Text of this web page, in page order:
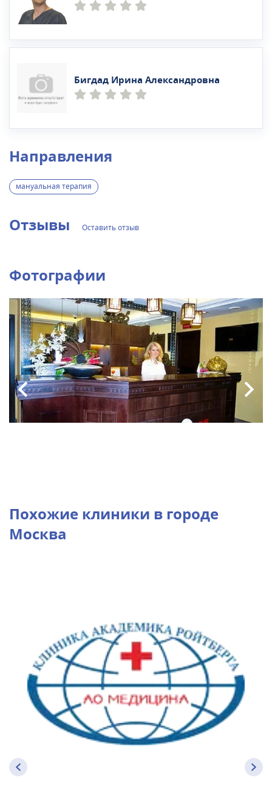
Бигдад Ирина Александровна
Направления
мануальная терапия
Отзывы Оставить отзыв
Фотографии
Похожие клиники в городе
Москва